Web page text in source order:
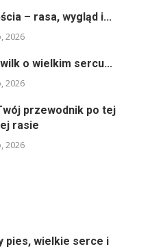
– rasa, wygląd i...
2026
o wielkim sercu...
2026
przewodnik po tej
rasie
2026
pies, wielkie serce i